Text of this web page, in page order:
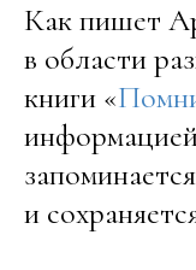
Как пишет
в области
книги «
и